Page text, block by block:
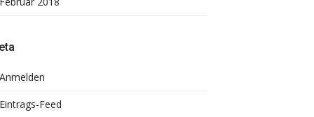
Anmelden
Eintrags-Feed